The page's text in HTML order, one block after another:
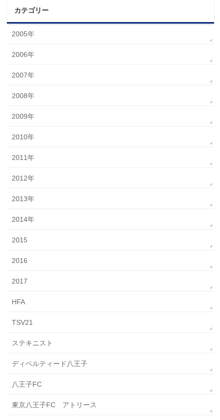
カテゴリー
2005年
2006年
2007年
2008年
2009年
2010年
2011年
2012年
2013年
2014年
2015
2016
2017
HFA
TSV21
ステキニスト
ディベルティード八王子
八王子FC
東京八王子FC アトリース